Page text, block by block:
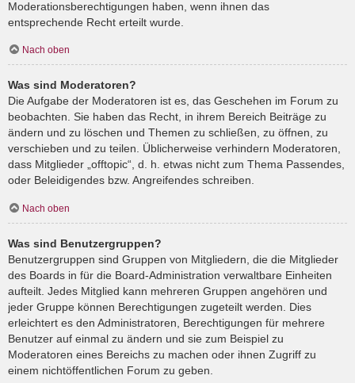
Moderationsberechtigungen haben, wenn ihnen das
entsprechende Recht erteilt wurde.
Nach oben
Was sind Moderatoren?
Die Aufgabe der Moderatoren ist es, das Geschehen im Forum zu
beobachten. Sie haben das Recht, in ihrem Bereich Beiträge zu
ändern und zu löschen und Themen zu schließen, zu öffnen, zu
verschieben und zu teilen. Üblicherweise verhindern Moderatoren,
dass Mitglieder „offtopic“, d. h. etwas nicht zum Thema Passendes,
oder Beleidigendes bzw. Angreifendes schreiben.
Nach oben
Was sind Benutzergruppen?
Benutzergruppen sind Gruppen von Mitgliedern, die die Mitglieder
des Boards in für die Board-Administration verwaltbare Einheiten
aufteilt. Jedes Mitglied kann mehreren Gruppen angehören und
jeder Gruppe können Berechtigungen zugeteilt werden. Dies
erleichtert es den Administratoren, Berechtigungen für mehrere
Benutzer auf einmal zu ändern und sie zum Beispiel zu
Moderatoren eines Bereichs zu machen oder ihnen Zugriff zu
einem nichtöffentlichen Forum zu geben.